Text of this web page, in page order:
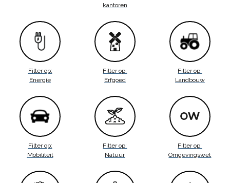
kantoren
Filter op:
Energie
Filter op:
Erfgoed
Filter op:
Landbouw
Filter op:
Mobiliteit
Filter op:
Natuur
Filter op:
Omgevingswet